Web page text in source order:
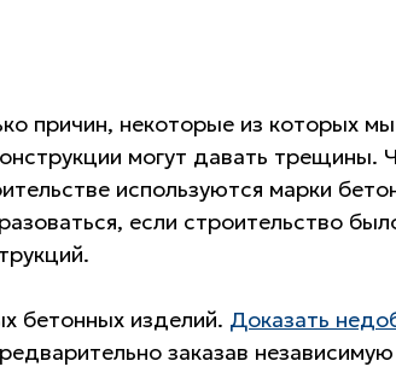
причин, некоторые из которых
могут давать трещины.
используются марки
если строительство
бетонных изделий. Доказать
заказав